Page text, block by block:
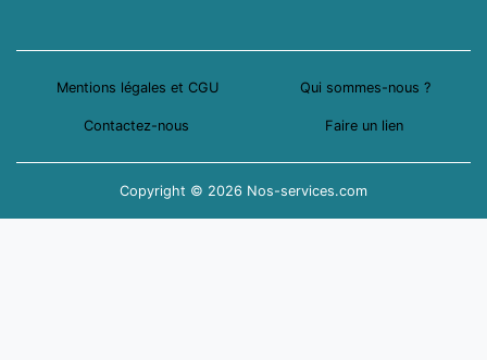
Mentions légales et CGU Qui sommes-nous ?
Contactez-nous Faire un lien
Copyright © 2026 Nos-services.com